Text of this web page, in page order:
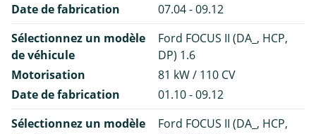
Date de fabrication
07.04 - 09.12
Sélectionnez un modèle
de véhicule
Ford FOCUS II (DA_, HCP,
DP) 1.6
Motorisation
81 kW / 110 CV
Date de fabrication
01.10 - 09.12
Sélectionnez un modèle
Ford FOCUS II (DA_, HCP,